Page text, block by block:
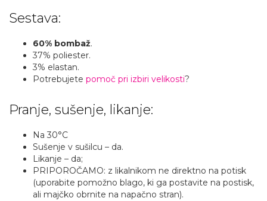
Sestava:
60% bombaž.
37% poliester.
3% elastan.
Potrebujete pomoč pri izbiri velikosti?
Pranje, sušenje, likanje:
Na 30°C
Sušenje v sušilcu – da.
Likanje – da;
PRIPOROČAMO: z likalnikom ne direktno na potisk
(uporabite pomožno blago, ki ga postavite na postisk,
ali majčko obrnite na napačno stran).